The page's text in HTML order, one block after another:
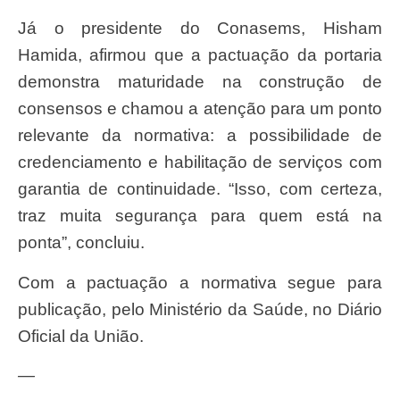
Já o presidente do Conasems, Hisham
Hamida, afirmou que a pactuação da portaria
demonstra maturidade na construção de
consensos e chamou a atenção para um ponto
relevante da normativa: a possibilidade de
credenciamento e habilitação de serviços com
garantia de continuidade. “Isso, com certeza,
traz muita segurança para quem está na
ponta”, concluiu.
Com a pactuação a normativa segue para
publicação, pelo Ministério da Saúde, no Diário
Oficial da União.
—